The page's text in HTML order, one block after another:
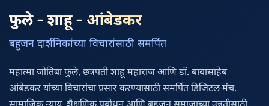
फुले - शाहू - आंबेडकर
बहुजन दार्शनिकांच्या विचारांसाठी समर्पित
महात्मा जोतिबा फुले, छत्रपती शाहू महाराज आणि डॉ. बाबासाहेब
आंबेडकर यांच्या विचारांचा प्रसार करण्यासाठी समर्पित डिजिटल मंच.